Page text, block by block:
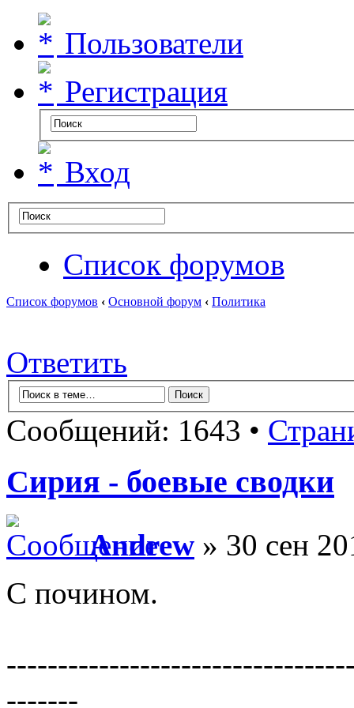
Пользователи
Регистрация
Вход
Список форумов
Список форумов ‹ Основной форум ‹ Политика
Ответить
Сообщений: 1643 •
Сирия - боевые сводки
Andrew » 30 сен
С почином.
-------